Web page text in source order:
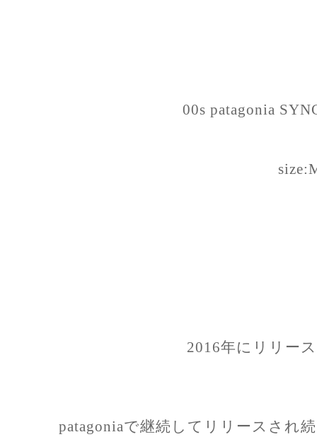
00s patagonia
2016年にリリー
patagoniaで継続してリリースされ